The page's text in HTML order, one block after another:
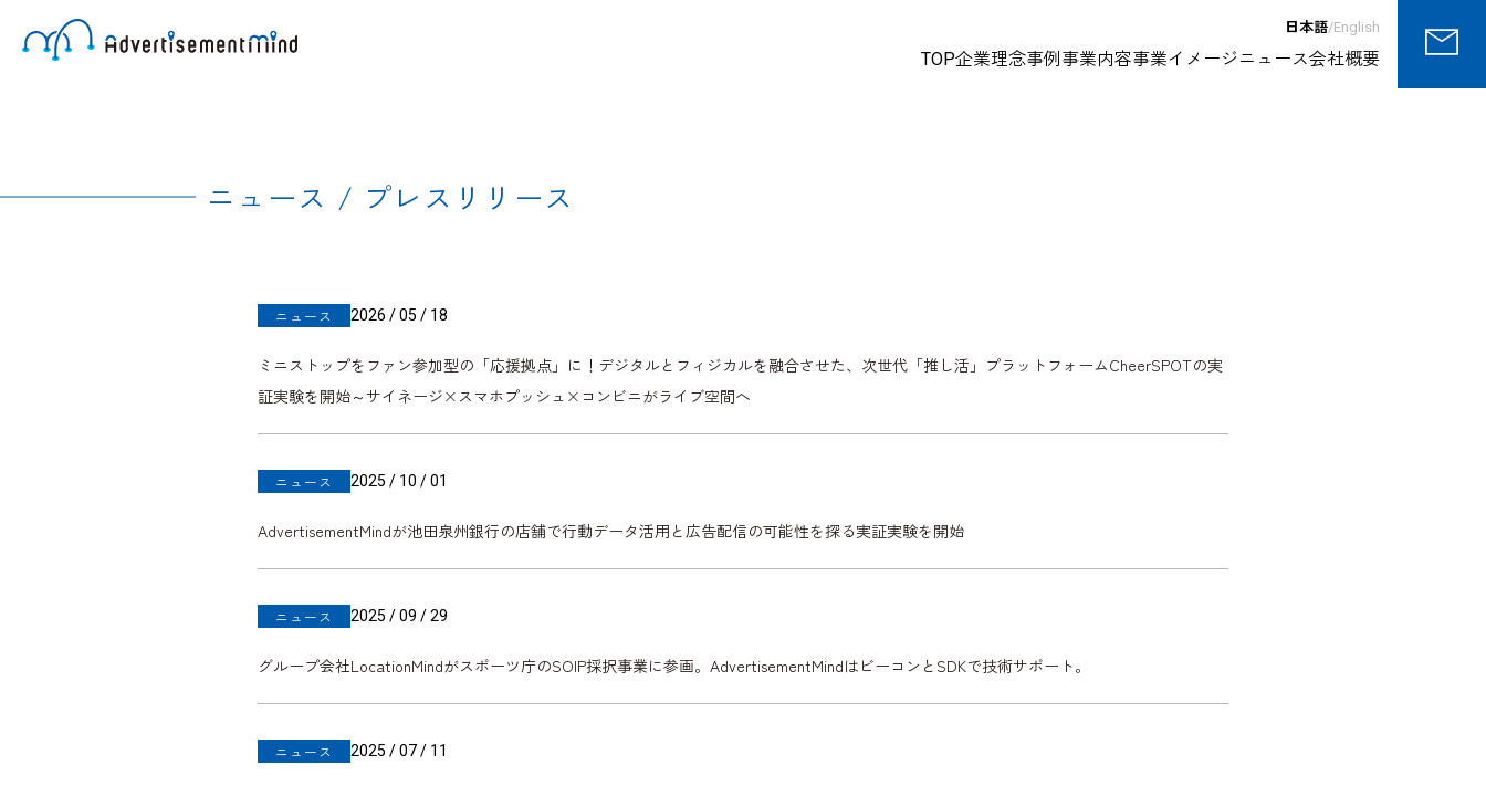
日本語/English
TOP企業理念事例事業内容事業イメージニュース会社概要
ニュース / プレスリリース
ニュース 2026 / 05 / 18
ミニストップをファン参加型の「応援拠点」に！デジタルとフィジカルを融合させた、次世代「推し活」プラットフォームCheerSPOTの実
証実験を開始～サイネージ×スマホプッシュ×コンビニがライブ空間へ
ニュース 2025 / 10 / 01
AdvertisementMindが池田泉州銀行の店舗で行動データ活用と広告配信の可能性を探る実証実験を開始
ニュース 2025 / 09 / 29
グループ会社LocationMindがスポーツ庁のSOIP採択事業に参画。AdvertisementMindはビーコンとSDKで技術サポート。
ニュース 2025 / 07 / 11